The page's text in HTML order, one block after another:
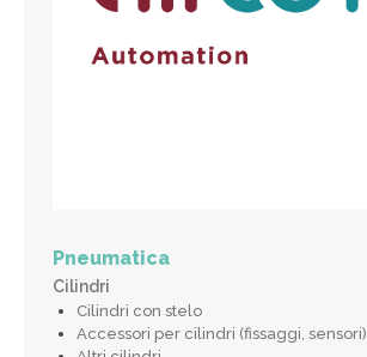
Pneumatica
Cilindri
Cilindri con stelo
Accessori per cilindri (fissaggi, sensori)